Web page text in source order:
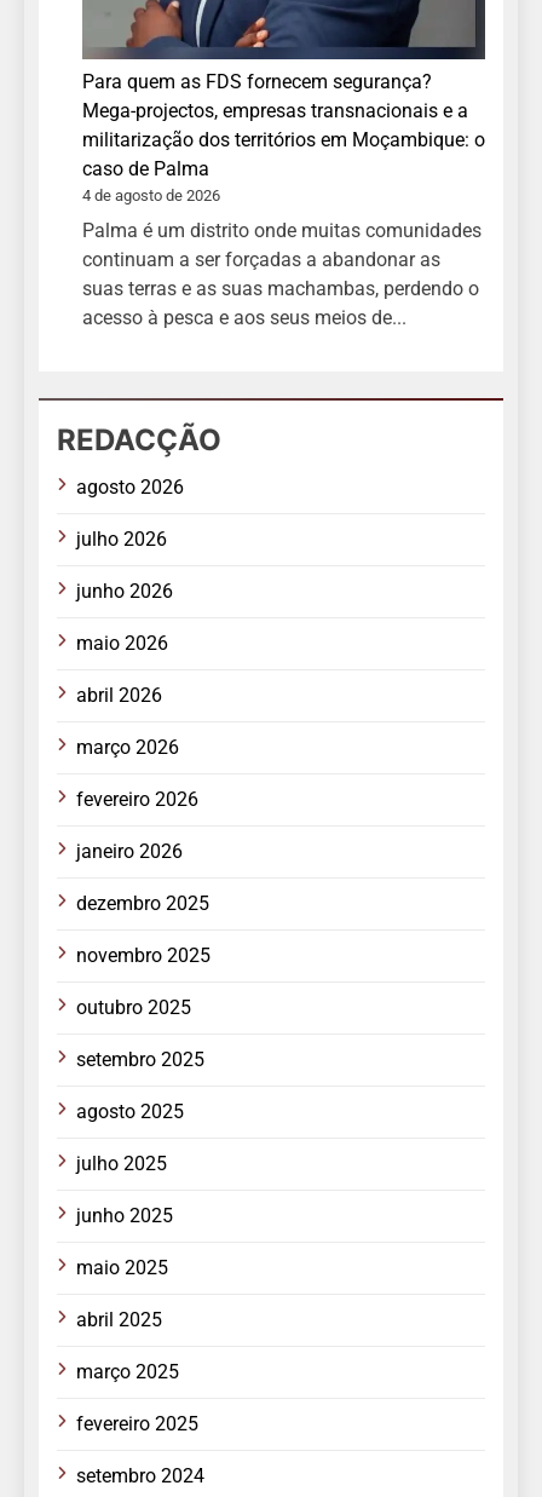
Para quem as FDS fornecem segurança?
Mega-projectos, empresas transnacionais e a
militarização dos territórios em Moçambique: o
caso de Palma
4 de agosto de 2026
Palma é um distrito onde muitas comunidades
continuam a ser forçadas a abandonar as
suas terras e as suas machambas, perdendo o
acesso à pesca e aos seus meios de...
REDACÇÃO
agosto 2026
julho 2026
junho 2026
maio 2026
abril 2026
março 2026
fevereiro 2026
janeiro 2026
dezembro 2025
novembro 2025
outubro 2025
setembro 2025
agosto 2025
julho 2025
junho 2025
maio 2025
abril 2025
março 2025
fevereiro 2025
setembro 2024